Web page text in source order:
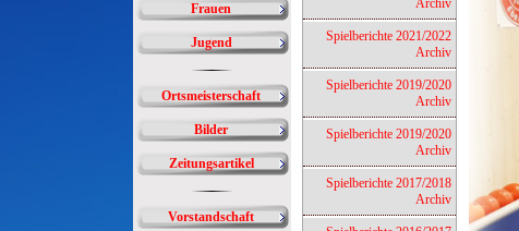
Frauen
Jugend
Ortsmeisterschaft
Bilder
Zeitungsartikel
Vorstandschaft
Archiv
Spielberichte 2021/2022
Archiv
Spielberichte 2019/2020
Archiv
Spielberichte 2019/2020
Archiv
Spielberichte 2017/2018
Archiv